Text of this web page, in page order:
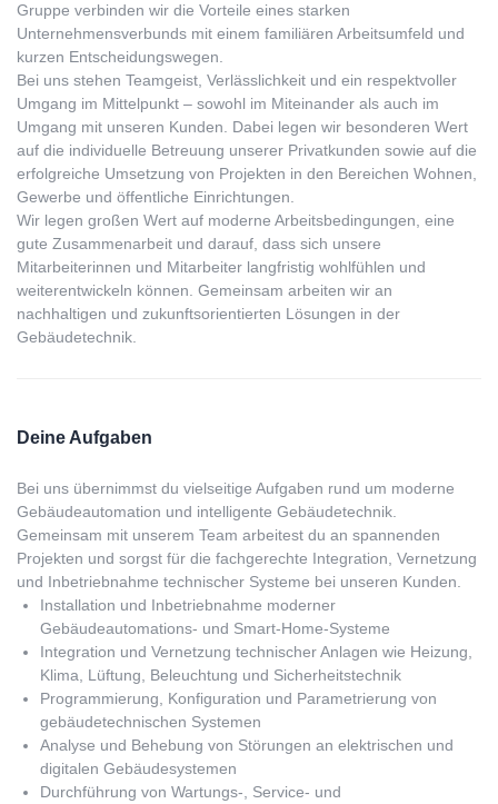
Gruppe verbinden wir die Vorteile eines starken
Unternehmensverbunds mit einem familiären Arbeitsumfeld und
kurzen Entscheidungswegen.
Bei uns stehen Teamgeist, Verlässlichkeit und ein respektvoller
Umgang im Mittelpunkt – sowohl im Miteinander als auch im
Umgang mit unseren Kunden. Dabei legen wir besonderen Wert
auf die individuelle Betreuung unserer Privatkunden sowie auf die
erfolgreiche Umsetzung von Projekten in den Bereichen Wohnen,
Gewerbe und öffentliche Einrichtungen.
Wir legen großen Wert auf moderne Arbeitsbedingungen, eine
gute Zusammenarbeit und darauf, dass sich unsere
Mitarbeiterinnen und Mitarbeiter langfristig wohlfühlen und
weiterentwickeln können. Gemeinsam arbeiten wir an
nachhaltigen und zukunftsorientierten Lösungen in der
Gebäudetechnik.
Deine Aufgaben
Bei uns übernimmst du vielseitige Aufgaben rund um moderne
Gebäudeautomation und intelligente Gebäudetechnik.
Gemeinsam mit unserem Team arbeitest du an spannenden
Projekten und sorgst für die fachgerechte Integration, Vernetzung
und Inbetriebnahme technischer Systeme bei unseren Kunden.
Installation und Inbetriebnahme moderner
Gebäudeautomations- und Smart-Home-Systeme
Integration und Vernetzung technischer Anlagen wie Heizung,
Klima, Lüftung, Beleuchtung und Sicherheitstechnik
Programmierung, Konfiguration und Parametrierung von
gebäudetechnischen Systemen
Analyse und Behebung von Störungen an elektrischen und
digitalen Gebäudesystemen
Durchführung von Wartungs-, Service- und